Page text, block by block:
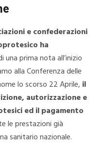
e confederazioni
ha
una prima nota all’inizio
alla Conferenza delle
lo scorso 22 Aprile, il
autorizzazione e
ed il pagamento
le prestazioni già
sanitario nazionale.